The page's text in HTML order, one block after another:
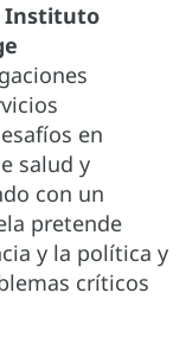
Instituto
en
salud y
con un
pretende
y la política y
críticos